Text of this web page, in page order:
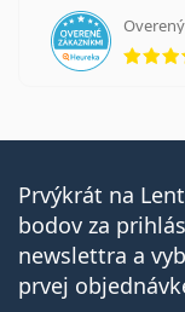
Prvýkrát na
bodov za
newslettra a
prvej